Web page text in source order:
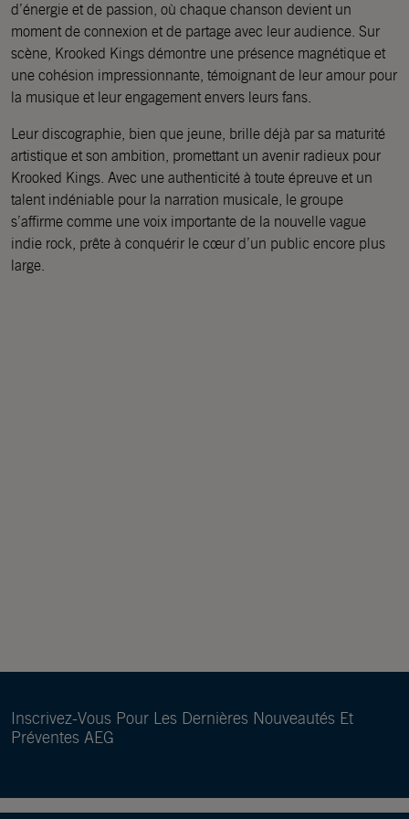
d’énergie et de passion, où chaque chanson devient un
moment de connexion et de partage avec leur audience. Sur
scène, Krooked Kings démontre une présence magnétique et
une cohésion impressionnante, témoignant de leur amour pour
la musique et leur engagement envers leurs fans.
Leur discographie, bien que jeune, brille déjà par sa maturité
artistique et son ambition, promettant un avenir radieux pour
Krooked Kings. Avec une authenticité à toute épreuve et un
talent indéniable pour la narration musicale, le groupe
s’affirme comme une voix importante de la nouvelle vague
indie rock, prête à conquérir le cœur d’un public encore plus
large.
Inscrivez-Vous Pour Les Dernières Nouveautés Et
Préventes AEG